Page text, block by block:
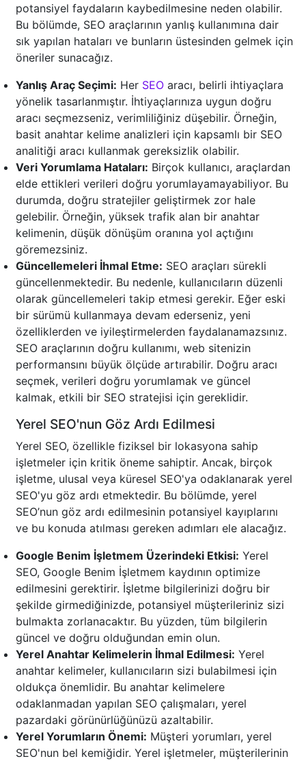
potansiyel faydaların kaybedilmesine neden olabilir.
Bu bölümde, SEO araçlarının yanlış kullanımına dair
sık yapılan hataları ve bunların üstesinden gelmek için
öneriler sunacağız.
Yanlış Araç Seçimi: Her SEO aracı, belirli ihtiyaçlara
yönelik tasarlanmıştır. İhtiyaçlarınıza uygun doğru
aracı seçmezseniz, verimliliğiniz düşebilir. Örneğin,
basit anahtar kelime analizleri için kapsamlı bir SEO
analitiği aracı kullanmak gereksizlik olabilir.
Veri Yorumlama Hataları: Birçok kullanıcı, araçlardan
elde ettikleri verileri doğru yorumlayamayabiliyor. Bu
durumda, doğru stratejiler geliştirmek zor hale
gelebilir. Örneğin, yüksek trafik alan bir anahtar
kelimenin, düşük dönüşüm oranına yol açtığını
göremezsiniz.
Güncellemeleri İhmal Etme: SEO araçları sürekli
güncellenmektedir. Bu nedenle, kullanıcıların düzenli
olarak güncellemeleri takip etmesi gerekir. Eğer eski
bir sürümü kullanmaya devam ederseniz, yeni
özelliklerden ve iyileştirmelerden faydalanamazsınız.
SEO araçlarının doğru kullanımı, web sitenizin
performansını büyük ölçüde artırabilir. Doğru aracı
seçmek, verileri doğru yorumlamak ve güncel
kalmak, etkili bir SEO stratejisi için gereklidir.
Yerel SEO'nun Göz Ardı Edilmesi
Yerel SEO, özellikle fiziksel bir lokasyona sahip
işletmeler için kritik öneme sahiptir. Ancak, birçok
işletme, ulusal veya küresel SEO'ya odaklanarak yerel
SEO'yu göz ardı etmektedir. Bu bölümde, yerel
SEO’nun göz ardı edilmesinin potansiyel kayıplarını
ve bu konuda atılması gereken adımları ele alacağız.
Google Benim İşletmem Üzerindeki Etkisi: Yerel
SEO, Google Benim İşletmem kaydının optimize
edilmesini gerektirir. İşletme bilgilerinizi doğru bir
şekilde girmediğinizde, potansiyel müşterileriniz sizi
bulmakta zorlanacaktır. Bu yüzden, tüm bilgilerin
güncel ve doğru olduğundan emin olun.
Yerel Anahtar Kelimelerin İhmal Edilmesi: Yerel
anahtar kelimeler, kullanıcıların sizi bulabilmesi için
oldukça önemlidir. Bu anahtar kelimelere
odaklanmadan yapılan SEO çalışmaları, yerel
pazardaki görünürlüğünüzü azaltabilir.
Yerel Yorumların Önemi: Müşteri yorumları, yerel
SEO'nun bel kemiğidir. Yerel işletmeler, müşterilerinin